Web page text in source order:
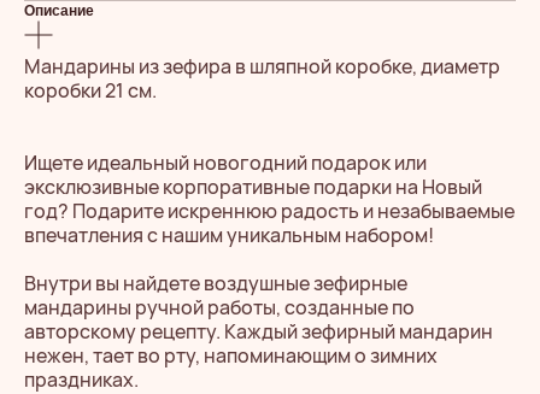
Описание
Мандарины из зефира в шляпной коробке, диаметр
коробки 21 см.
Ищете идеальный новогодний подарок или
эксклюзивные корпоративные подарки на Новый
год? Подарите искреннюю радость и незабываемые
впечатления с нашим уникальным набором!
Внутри вы найдете воздушные зефирные
мандарины ручной работы, созданные по
авторскому рецепту. Каждый зефирный мандарин
нежен, тает во рту, напоминающим о зимних
праздниках.